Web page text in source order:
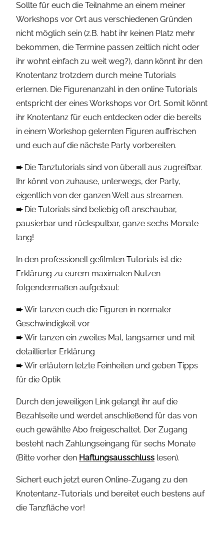
Sollte für euch die Teilnahme an einem meiner
Workshops vor Ort aus verschiedenen Gründen
nicht möglich sein (z.B. habt ihr keinen Platz mehr
bekommen, die Termine passen zeitlich nicht oder
ihr wohnt einfach zu weit weg?), dann könnt ihr den
Knotentanz trotzdem durch meine Tutorials
erlernen. Die Figurenanzahl in den online Tutorials
entspricht der eines Workshops vor Ort. Somit könnt
ihr Knotentanz für euch entdecken oder die bereits
in einem Workshop gelernten Figuren auffrischen
und euch auf die nächste Party vorbereiten.
➨ Die Tanztutorials sind von überall aus zugreifbar.
Ihr könnt von zuhause, unterwegs, der Party,
eigentlich von der ganzen Welt aus streamen.
➨ Die Tutorials sind beliebig oft anschaubar,
pausierbar und rückspulbar, ganze sechs Monate
lang!
In den professionell gefilmten Tutorials ist die
Erklärung zu eurem maximalen Nutzen
folgendermaßen aufgebaut:
➨Wir tanzen euch die Figuren in normaler
Geschwindigkeit vor
➨Wir tanzen ein zweites Mal, langsamer und mit
detaillierter Erklärung
➨Wir erläutern letzte Feinheiten und geben Tipps
für die Optik
Durch den jeweiligen Link gelangt ihr auf die
Bezahlseite und werdet anschließend für das von
euch gewählte Abo freigeschaltet. Der Zugang
besteht nach Zahlungseingang für sechs Monate
(Bitte vorher den Haftungsausschluss lesen).
Sichert euch jetzt euren Online-Zugang zu den
Knotentanz-Tutorials und bereitet euch bestens auf
die Tanzfläche vor!